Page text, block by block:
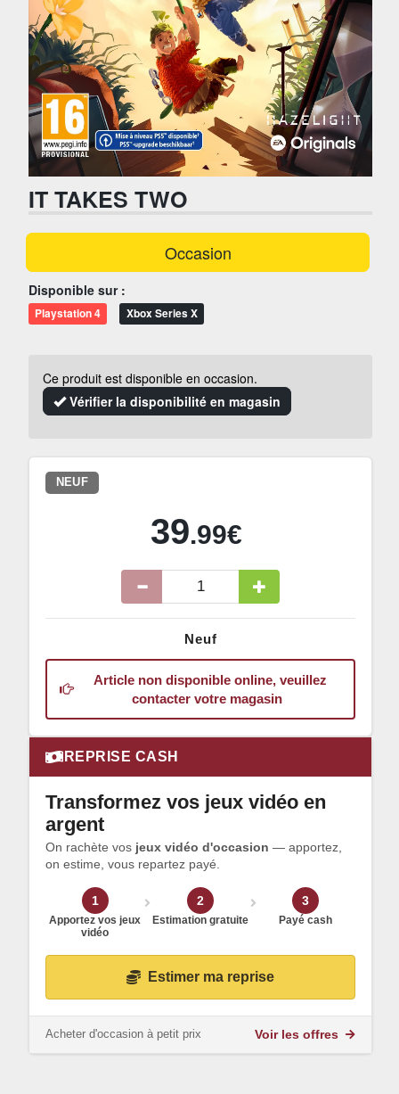
IT TAKES TWO
Occasion
Disponible sur :
Playstation 4 Xbox Series X
Ce produit est disponible en occasion.
Vérifier la disponibilité en magasin
NEUF
39.99€
Neuf
Article non disponible online, veuillez
contacter votre magasin
REPRISE CASH
Transformez vos jeux vidéo en
argent
On rachète vos jeux vidéo d'occasion — apportez,
on estime, vous repartez payé.
1
Apportez vos jeux
vidéo
2
Estimation gratuite
3
Payé cash
Estimer ma reprise
Acheter d'occasion à petit prix Voir les offres